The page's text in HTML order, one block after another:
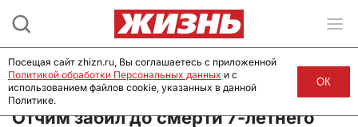
04 февраля 2025, 17:54
Отчим забил до смерти 7-летнего
Посещая сайт zhizn.ru, Вы соглашаетесь с приложенной
Политикой обработки Персональных данных и с
использованием файлов cookie, указанных в данной
Политике.
ОК